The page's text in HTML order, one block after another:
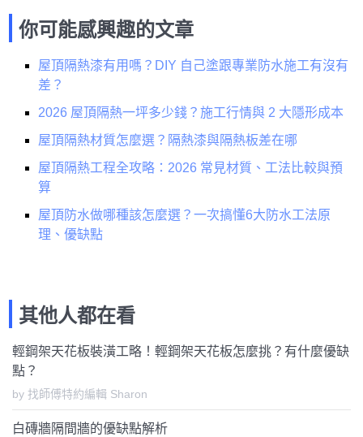
你可能感興趣的文章
屋頂隔熱漆有用嗎？DIY 自己塗跟專業防水施工有沒有
差？
2026 屋頂隔熱一坪多少錢？施工行情與 2 大隱形成本
屋頂隔熱材質怎麼選？隔熱漆與隔熱板差在哪
屋頂隔熱工程全攻略：2026 常見材質、工法比較與預
算
屋頂防水做哪種該怎麼選？一次搞懂6大防水工法原
理、優缺點
其他人都在看
輕鋼架天花板裝潢工略！輕鋼架天花板怎麼挑？有什麼優缺
點？
by 找師傅特約編輯 Sharon
白磚牆隔間牆的優缺點解析